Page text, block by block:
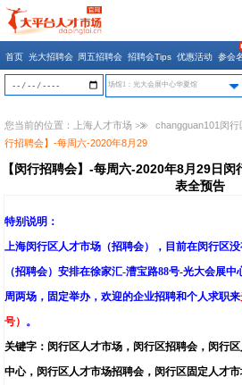
首页 光大招聘会 周五招聘会 招聘会Tips 优惠活动 参会
场馆1：光大会展中心华夏馆
您当前的位置： 上海人才市场 >> changguan101闵
行招聘会】-每周六-2020年8月29
【闵行招聘会】-每周六-2020年8月29日
表全预告
特别说明：
上海闵行区人才市场（招聘会），目前在闵行区
（招聘会）安排在徐家汇-漕宝路88号-光大会展
周两场，固定举办，欢迎的企业招聘和个人求职来
号） 。
关键字：闵行区人才市场，闵行区招聘会，闵行
中心，闵行区人才市场招聘会，闵行区固定人才